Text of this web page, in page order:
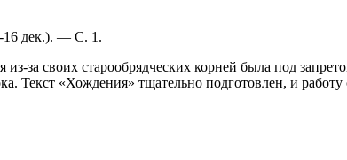
16 дек.). — С. 1.
из-за своих старообрядческих корней была под
Текст «Хождения» тщательно подготовлен, и